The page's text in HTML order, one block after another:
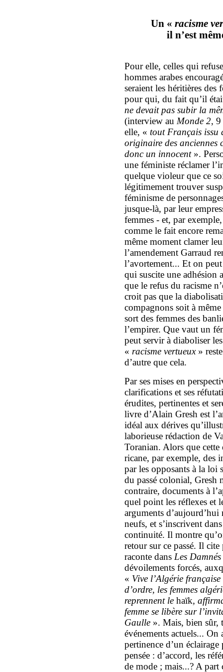
Un « racisme
il n’est
Pour elle, celles qui
hommes arabes
seraient les héritières des
pour qui, du fait qu’il
ne devait pas subir la
(interview au Monde 2,
elle, « tout Français issu
originaire des anciennes
donc un innocent».
une féministe réclamer
quelque violeur que ce
légitimement trouver
féminisme de
jusque-là, par leur
femmes - et, par
comme le fait encore
même moment clamer
l’amendement Garraud
l’avortement... Et on
qui suscite une adhésion
que le refus du racisme
croit pas que la
compagnons soit à
sort des femmes des
l’empirer. Que vaut un
peut servir à diaboliser
« racisme vertueux»
d’autre que cela.
Par ses mises en
clarifications et ses
érudites, pertinentes et
livre d’Alain Gresh est
idéal aux dérives
laborieuse rédaction de
Toranian. Alors que cette
ricane, par exemple, des
par les opposants à la loi
du passé colonial, Gresh
contraire, documents à
quel point les réflexes et
arguments d’aujourd’hui
neufs, et s’inscrivent
continuité. Il montre
retour sur ce passé. Il
raconte dans Les
dévoilements forcés,
« Vive l’Algérie française
d’ordre, les femmes
reprennent le haïk,
femme se libère sur
Gaulle ». Mais, bien sûr,
événements actuels...
pertinence d’un
pensée : d’accord, les
de mode ; mais...? A